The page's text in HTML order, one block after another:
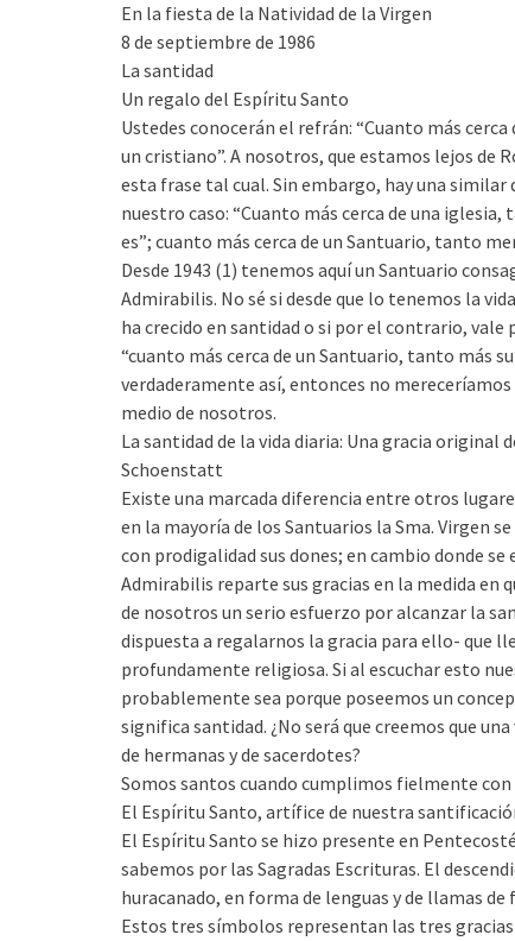
En la fiesta de la Natividad de la Virgen
8 de septiembre de 1986
La santidad
Un regalo del Espíritu Santo
Ustedes conocerán el refrán: “Cuanto más
un cristiano”. A nosotros, que estamos lejos de
esta frase tal cual. Sin embargo, hay una similar
nuestro caso: “Cuanto más cerca de una
es”; cuanto más cerca de un Santuario, tanto
Desde 1943 (1) tenemos aquí un Santuario
Admirabilis. No sé si desde que lo tenemos la
ha crecido en santidad o si por el contrario, vale
“cuanto más cerca de un Santuario, tanto más
verdaderamente así, entonces no
medio de nosotros.
La santidad de la vida diaria: Una gracia original
Schoenstatt
Existe una marcada diferencia entre otros
en la mayoría de los Santuarios la Sma. Virgen
con prodigalidad sus dones; en cambio donde
Admirabilis reparte sus gracias en la medida en
de nosotros un serio esfuerzo por alcanzar la
dispuesta a regalarnos la gracia para ello- que
profundamente religiosa. Si al escuchar esto
probablemente sea porque poseemos un
significa santidad. ¿No será que creemos que
de hermanas y de sacerdotes?
Somos santos cuando cumplimos fielmente
El Espíritu Santo, artífice de nuestra
El Espíritu Santo se hizo presente en
sabemos por las Sagradas Escrituras. El
huracanado, en forma de lenguas y de llamas de
Estos tres símbolos representan las tres